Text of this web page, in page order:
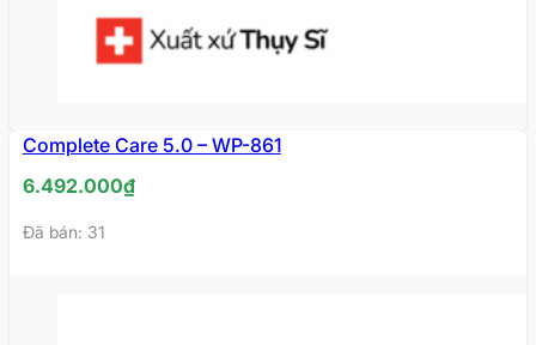
HẾT
HÀNG
Complete Care 5.0 – WP-861
6.492.000₫
Đã bán: 31